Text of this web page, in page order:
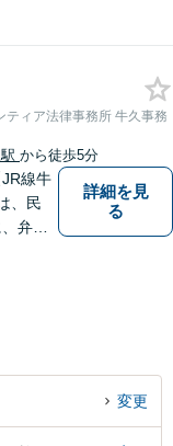
っと
ます
ださ
ィア法律事務所 牛久事務
から徒歩5分
JR線牛
、民
弁護
詳細を見
る
変更